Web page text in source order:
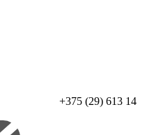
+375 (29) 613 14